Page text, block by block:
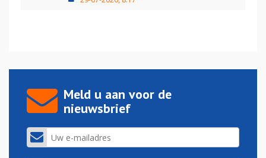
Meld u aan voor de
nieuwsbrief